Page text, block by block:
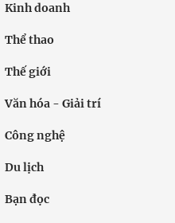
Kinh doanh
Thể thao
Thế giới
Văn hóa - Giải trí
Công nghệ
Du lịch
Bạn đọc